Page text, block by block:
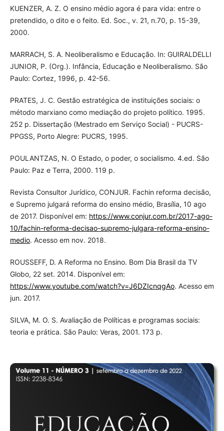
KUENZER, A. Z. O ensino médio agora é para vida: entre o
pretendido, o dito e o feito. Ed. Soc., v. 21, n.70, p. 15-39,
2000.
MARRACH, S. A. Neoliberalismo e Educação. In: GUIRALDELLI
JUNIOR, P. (Org.). Infância, Educação e Neoliberalismo. São
Paulo: Cortez, 1996, p. 42-56.
PRATES, J. C. Gestão estratégica de instituições sociais: o
método marxiano como mediação do projeto político. 1995.
252 p. Dissertação (Mestrado em Serviço Social) - PUCRS-
PPGSS, Porto Alegre: PUCRS, 1995.
POULANTZAS, N. O Estado, o poder, o socialismo. 4.ed. São
Paulo: Paz e Terra, 2000. 119 p.
Revista Consultor Jurídico, CONJUR. Fachin reforma decisão,
e Supremo julgará reforma do ensino médio, Brasília, 10 ago
de 2017. Disponível em: https://www.conjur.com.br/2017-ago-
10/fachin-reforma-decisao-supremo-julgara-reforma-ensino-
medio. Acesso em nov. 2018.
ROUSSEFF, D. A Reforma no Ensino. Bom Dia Brasil da TV
Globo, 22 set. 2014. Disponível em:
https://www.youtube.com/watch?v=J6DZIcnqgAo. Acesso em
jun. 2017.
SILVA, M. O. S. Avaliação de Políticas e programas sociais:
teoria e prática. São Paulo: Veras, 2001. 173 p.